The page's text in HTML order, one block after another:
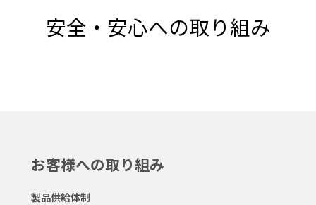
安全・安心への取り組み
お客様への取り組み
製品供給体制